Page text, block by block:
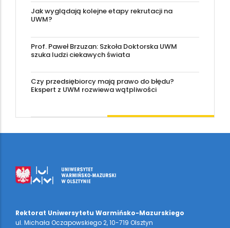
Jak wyglądają kolejne etapy rekrutacji na
UWM?
Prof. Paweł Brzuzan: Szkoła Doktorska UWM
szuka ludzi ciekawych świata
Czy przedsiębiorcy mają prawo do błędu?
Ekspert z UWM rozwiewa wątpliwości
Rektorat Uniwersytetu Warmińsko-Mazurskiego
ul. Michała Oczapowskiego 2, 10-719 Olsztyn